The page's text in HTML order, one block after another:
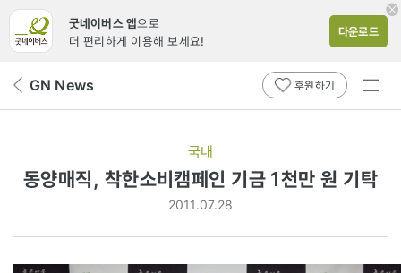
굿네이버스 앱으로
더 편리하게 이용해 보세요!
다운로드
뒤 GN News 후원하기
전체
국내
동양매직, 착한소비캠페인 기금 1천만 원 기탁
2011.07.28